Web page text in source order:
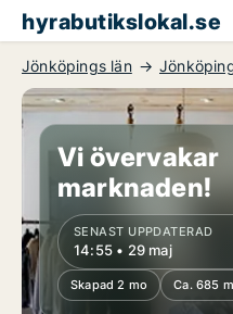
hyrabutikslokal.se
Jönköpings län
Vi övervakar
marknaden!
SENAST UPPDATERAD
14:55 • 29 maj
Skapad 2 mo Ca. 685